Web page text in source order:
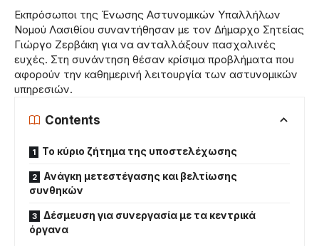
Εκπρόσωποι της Ένωσης Αστυνομικών Υπαλλήλων
Νομού Λασιθίου συναντήθησαν με τον Δήμαρχο Σητείας
Γιώργο Ζερβάκη για να ανταλλάξουν πασχαλινές
ευχές. Στη συνάντηση θέσαν κρίσιμα προβλήματα που
αφορούν την καθημερινή λειτουργία των αστυνομικών
υπηρεσιών.
Contents
Το κύριο ζήτημα της υποστελέχωσης
Ανάγκη μετεστέγασης και βελτίωσης
συνθηκών
Δέσμευση για συνεργασία με τα κεντρικά
όργανα